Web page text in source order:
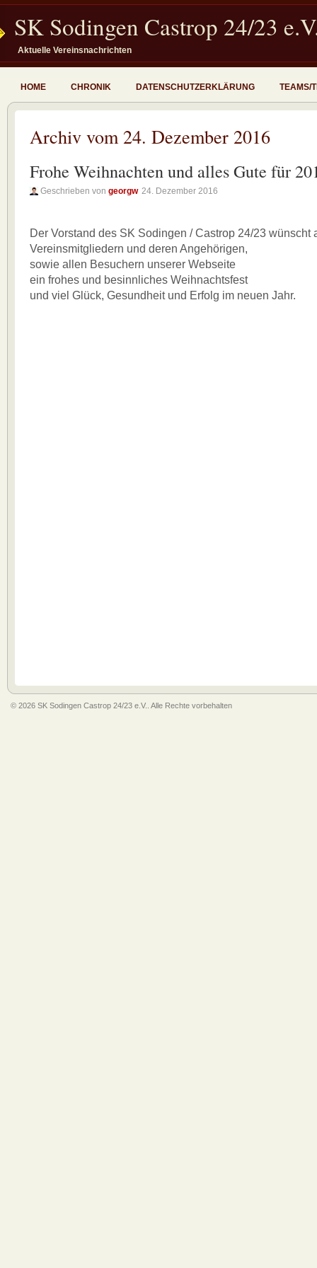
SK Sodingen Castrop 24/23
Aktuelle Vereinsnachrichten
HOME CHRONIK DATENSCHUTZERKLÄRUNG TEAMS/
Archiv vom 24. Dezember 2016
Frohe Weihnachten und alles Gute für
Geschrieben von georgw 24. Dezember 2016
Der Vorstand des SK Sodingen / Castrop 24/23 wünscht
Vereinsmitgliedern und deren Angehörigen,
sowie allen Besuchern unserer Webseite
ein frohes und besinnliches Weihnachtsfest
und viel Glück, Gesundheit und Erfolg im neuen Jahr.
© 2026 SK Sodingen Castrop 24/23 e.V.. Alle Rechte vorbehalten